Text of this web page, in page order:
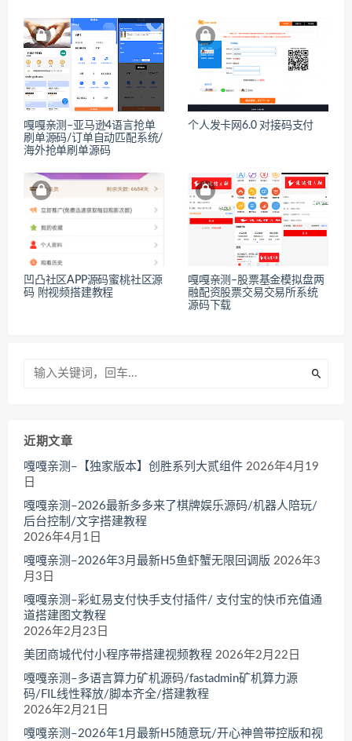
嘎嘎亲测–亚马逊4语言抢单
刷单源码/订单自动匹配系统/
海外抢单刷单源码
个人发卡网6.0 对接码支付
凹凸社区APP源码蜜桃社区源
码 附视频搭建教程
嘎嘎亲测–股票基金模拟盘两
融配资股票交易交易所系统
源码下载
近期文章
嘎嘎亲测–【独家版本】创胜系列大贰组件 2026年4月19
日
嘎嘎亲测–2026最新多多来了棋牌娱乐源码/机器人陪玩/
后台控制/文字搭建教程
2026年4月1日
嘎嘎亲测–2026年3月最新H5鱼虾蟹无限回调版 2026年3
月3日
嘎嘎亲测–彩虹易支付快手支付插件/ 支付宝的快币充值通
道搭建图文教程
2026年2月23日
美团商城代付小程序带搭建视频教程 2026年2月22日
嘎嘎亲测–多语言算力矿机源码/fastadmin矿机算力源
码/FIL线性释放/脚本齐全/搭建教程
2026年2月21日
嘎嘎亲测–2026年1月最新H5随意玩/开心神兽带控版和视